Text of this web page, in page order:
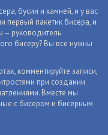
бусин и камней, и у вас
первый пакетик бисера, и
– руководитель
бисеру? Вы все нужны
комментируйте записи,
при создании
Вместе мы
с бисером и бисерным